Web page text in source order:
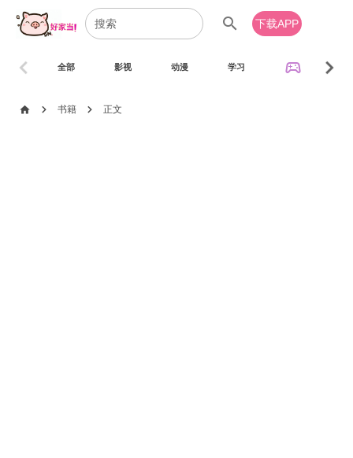
search 下载APP
全部 影视 动漫 学习 sports_esports
chevron_left chevron_right
home chevron_right 书籍 chevron_right 正文